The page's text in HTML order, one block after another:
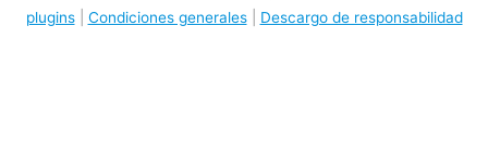
plugins| Condiciones generales| Descargo de responsabilidad